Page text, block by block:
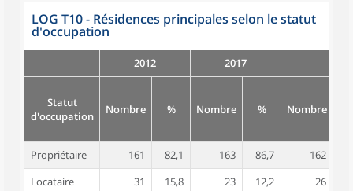
LOG T10 - Résidences principales selon le statut
d'occupation
2012 2017
Statut
d'occupation
Nombre % Nombre % Nombre
Propriétaire 161 82,1 163 86,7 162
Locataire
31 15,8 23 12,2 26